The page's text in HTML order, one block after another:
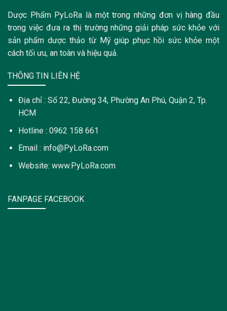
Dược Phẩm PyLoRa là một trong những đơn vị hàng đầu
trong việc đưa ra thị trường những giải pháp sức khỏe với
sản phẩm dược thảo từ Mỹ giúp phục hồi sức khỏe một
cách tối ưu, an toàn và hiệu quả.
THÔNG TIN LIÊN HỆ
Địa chỉ : Số 22, Đường 34, Phường An Phú, Quận 2, Tp.
HCM
Hotline : 0962 158 661
Email : info@PyLoRa.com
Website: www.PyLoRa.com
FANPAGE FACEBOOK